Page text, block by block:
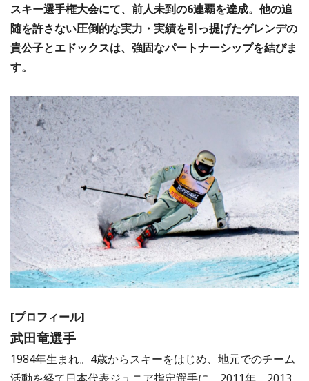
スキー選手権大会にて、前人未到の6連覇を達成。他の追
随を許さない圧倒的な実力・実績を引っ提げたゲレンデの
貴公子とエドックスは、強固なパートナーシップを結びま
す。
[プロフィール]
武田竜選手
1984年生まれ。4歳からスキーをはじめ、地元でのチーム